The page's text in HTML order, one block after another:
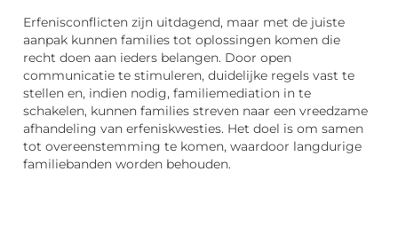
Erfenisconflicten zijn uitdagend, maar met de juiste
aanpak kunnen families tot oplossingen komen die
recht doen aan ieders belangen. Door open
communicatie te stimuleren, duidelijke regels vast te
stellen en, indien nodig, familiemediation in te
schakelen, kunnen families streven naar een vreedzame
afhandeling van erfeniskwesties. Het doel is om samen
tot overeenstemming te komen, waardoor langdurige
familiebanden worden behouden.